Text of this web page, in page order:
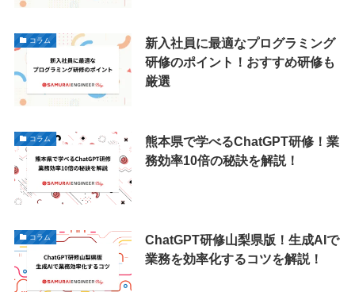
コラム
新入社員に最適なプログラミング
研修のポイント！おすすめ研修も
厳選
コラム
熊本県で学べるChatGPT研修！業
務効率10倍の秘訣を解説！
コラム
ChatGPT研修山梨県版！生成AIで
業務を効率化するコツを解説！